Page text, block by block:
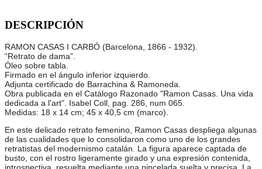
DESCRIPCIÓN
RAMON CASAS I CARBÓ (Barcelona, 1866 - 1932).
“Retrato de dama”.
Óleo sobre tabla.
Firmado en el ángulo inferior izquierdo.
Adjunta certificado de Barrachina & Ramoneda.
Obra publicada en el Catálogo Razonado "Ramon Casas. Una vida
dedicada a l'art". Isabel Coll, pag. 286, num 065.
Medidas: 18 x 14 cm; 45 x 40,5 cm (marco).
En este delicado retrato femenino, Ramon Casas despliega algunas
de las cualidades que lo consolidaron como uno de los grandes
retratistas del modernismo catalán. La figura aparece captada de
busto, con el rostro ligeramente girado y una expresión contenida,